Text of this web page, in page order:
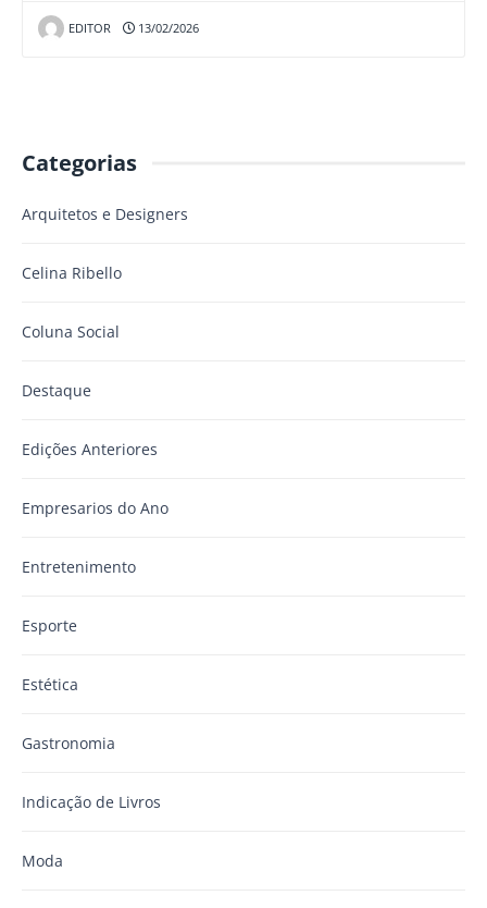
EDITOR 13/02/2026
Categorias
Arquitetos e Designers
Celina Ribello
Coluna Social
Destaque
Edições Anteriores
Empresarios do Ano
Entretenimento
Esporte
Estética
Gastronomia
Indicação de Livros
Moda